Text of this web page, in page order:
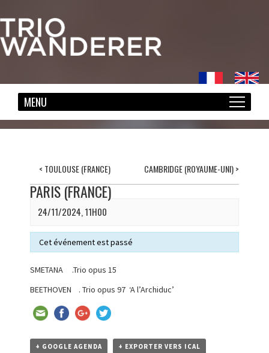
< TOULOUSE (FRANCE) CAMBRIDGE (ROYAUME-UNI)>
PARIS (FRANCE)
24/11/2024, 11H00
Cet événement est passé
SMETANA .Trio opus 15
BEETHOVEN . Trio opus 97 ‘A l’Archiduc’
+ GOOGLE AGENDA + EXPORTER VERS ICAL